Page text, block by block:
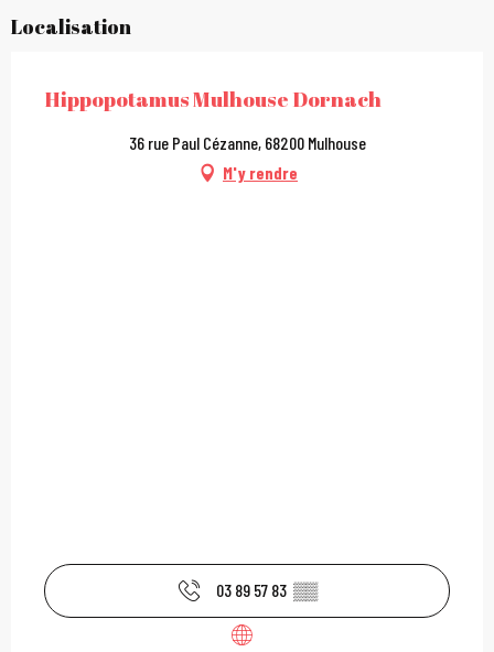
Localisation
Hippopotamus Mulhouse Dornach
36 rue Paul Cézanne, 68200 Mulhouse
M'y rendre
03 89 57 83 ▒▒